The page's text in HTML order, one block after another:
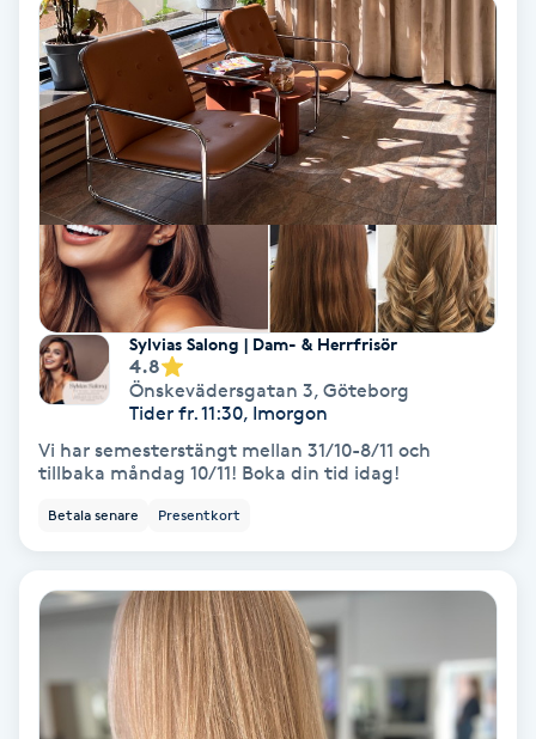
Brynfärgning
Brynplockning
Bröllopsuppsättning
Celluliter
Coachning
Color correction
Cryoterapi
Dermapen
Diamantslipning
Sylvias Salong | Dam- & Herrfrisör
4.8
Önskevädersgatan 3, Göteborg
Tider fr. 11:30, Imorgon
Vi har semesterstängt mellan 31/10-8/11 och
tillbaka måndag 10/11! Boka din tid idag!
Betala senare Presentkort